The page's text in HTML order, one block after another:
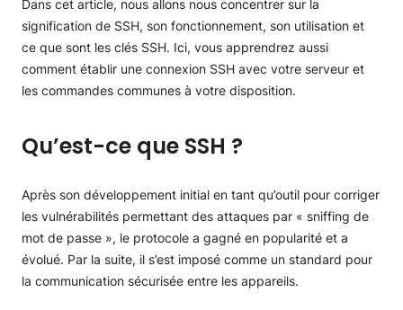
Couche d’authentification
Couche connexion
Comment SSH fonctionne-t-il ?
Comment générer et importer des clés SSH
Génère une paire de clés SSH à partir de Site Tools
Comment établir un accès SSH à votre compte
Dans cet article, nous allons nous concentrer sur la
signification de SSH, son fonctionnement, son utilisation et
ce que sont les clés SSH. Ici, vous apprendrez aussi
comment établir une connexion SSH avec votre serveur et
les commandes communes à votre disposition.
Qu’est-ce que SSH ?
Après son développement initial en tant qu’outil pour corriger
les vulnérabilités permettant des attaques par « sniffing de
mot de passe », le protocole a gagné en popularité et a
évolué. Par la suite, il s’est imposé comme un standard pour
la communication sécurisée entre les appareils.